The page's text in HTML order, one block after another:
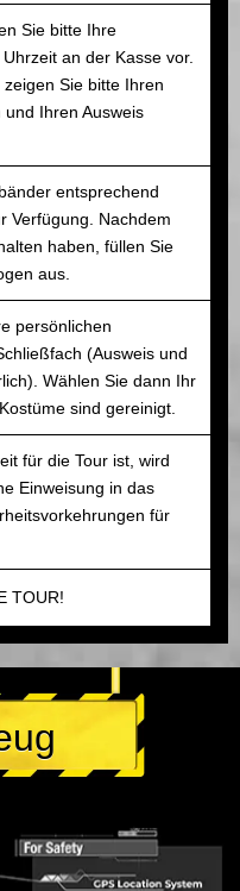
Sie bitte Ihre
an der Kasse vor.
Sie bitte Ihren
Ihren Ausweis
entsprechend
Verfügung. Nachdem
haben, füllen Sie
aus.
persönlichen
(Ausweis und
Wählen Sie dann Ihr
sind gereinigt.
für die Tour ist, wird
Einweisung in das
für
TOUR!